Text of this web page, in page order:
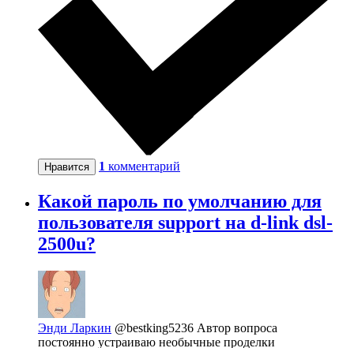
Нравится 1 комментарий
Какой пароль по умолчанию для
пользователя support на d-link dsl-
2500u?
Энди Ларкин @bestking5236 Автор вопроса
постоянно устраиваю необычные проделки